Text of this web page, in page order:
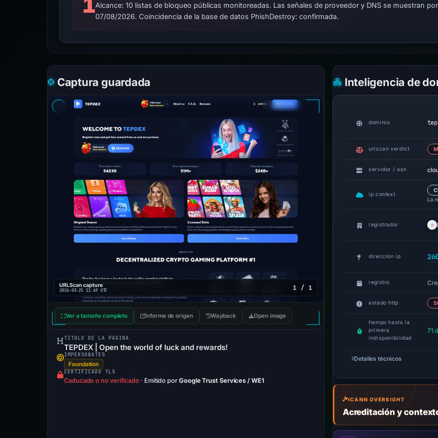
Alcance: 10 listas de bloqueo públicas monitoreadas. Las señales de proveedor y DNS se muestran
07/08/2026. Coincidencia de la base de datos PhishDestroy: confirmada.
Captura guardada
URLScan capture
2026-03-25 11:49 UTC 1 / 1
Ver a tamaño completo Informe de origen Wayback Open image
TÍTULO DE LA PÁGINA
TEPDEX | Open the world of luck and rewards!
IMPERSONATES
Foundation
CERTIFICADO TLS
Caducado o no verificado · Emitido por Google Trust Services / WE1
Inteligencia de
dominio
urlscan verdict
servidor / asn
ip context
La
registrador
dirección ip
registro
estado http
tiempo hasta la
primera
indisponibilidad
71
Detalles técnicos
ICANN OVERSIGHT
Acreditación y